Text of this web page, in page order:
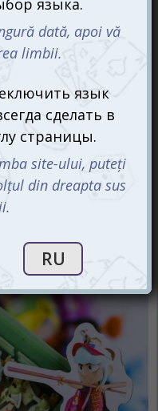
убежище в
действий.
Итак, каков ваш
игровые персонажи
локациях. Перед
расположенные рядом
люка
фазы.